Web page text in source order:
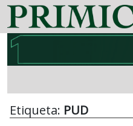
Etiqueta: PUD